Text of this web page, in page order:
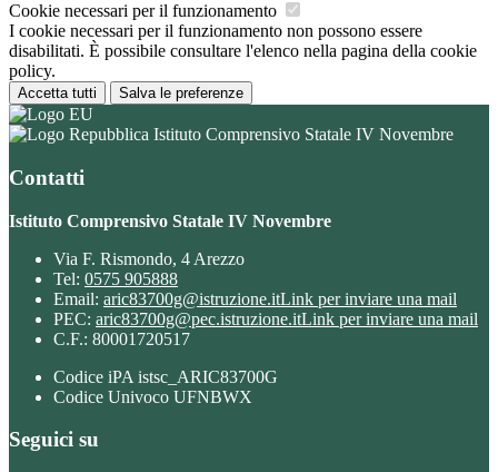
Cookie necessari per il funzionamento
I cookie necessari per il funzionamento non possono essere
disabilitati. È possibile consultare l'elenco nella pagina della cookie
policy.
Accetta tutti Salva le preferenze
Istituto Comprensivo Statale IV Novembre
Contatti
Istituto Comprensivo Statale IV Novembre
Via F. Rismondo, 4 Arezzo
Tel: 0575 905888
Email: aric83700g@istruzione.itLink per inviare una mail
PEC: aric83700g@pec.istruzione.itLink per inviare una mail
C.F.: 80001720517
Codice iPA istsc_ARIC83700G
Codice Univoco UFNBWX
Seguici su